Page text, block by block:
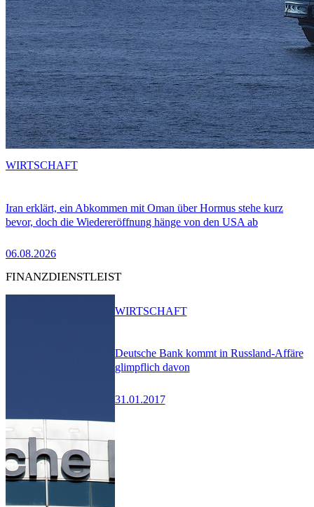
Iran erklärt, ein Abkommen mit Oman über Hormus stehe kurz
bevor, doch die Wiedereröffnung hänge von den USA ab
06.08.2026
WIRTSCHAFT
FINANZDIENSTLEIST
Deutsche Bank kommt in Russland-Affäre
glimpflich davon
31.01.2017
WIRTSCHAFT